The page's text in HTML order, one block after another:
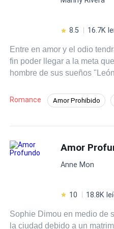
bueno así parecía ser. ¿Podrán superar todo el pasado,
de un Amor Verdadero?
8.5 16.7K
Entre en amor y el odio
fin poder llegar a la meta
hombre de sus sueños
Romance Amor Prohibido
Amor
Anne Mon
10 18.8K
Sophie Dimou en medio de
la ciudad debido a un